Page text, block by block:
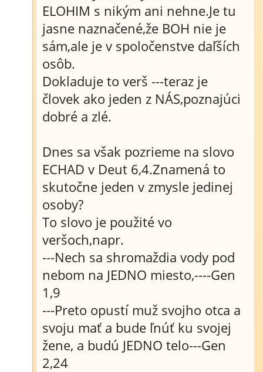
ELOHIM s nikým ani nehne.Je tu
jasne naznačené,že BOH nie je
sám,ale je v spoločenstve daľších
osôb.
Dokladuje to verš ---teraz je
človek ako jeden z NÁS,poznajúci
dobré a zlé.
Dnes sa však pozrieme na slovo
ECHAD v Deut 6,4.Znamená to
skutočne jeden v zmysle jedinej
osoby?
To slovo je použité vo
veršoch,napr.
---Nech sa shromaždia vody pod
nebom na JEDNO miesto,----Gen
1,9
---Preto opustí muž svojho otca a
svoju mať a bude ľnúť ku svojej
žene, a budú JEDNO telo---Gen
2,24